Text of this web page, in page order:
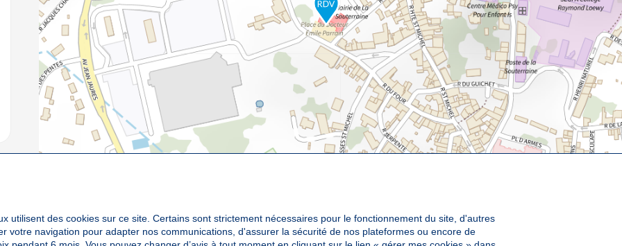
utilisent des cookies sur ce site. Certains sont strictement nécessaires pour le fonctionnement du site, d'autres
votre navigation pour adapter nos communications, d'assurer la sécurité de nos plateformes ou encore de